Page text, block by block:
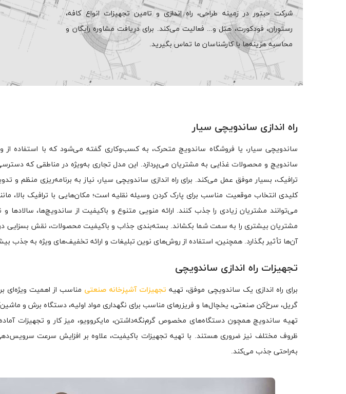
شرکت حبتور در زمینه طراحی، راه اندازی و تامین تجهیزات انواع کافه،
رستوران، فودکورت، هتل و… فعالیت می‌کند. برای دریافت مشاوره رایگان و
محاسبه هزینه‌ها با کارشناسان ما تماس بگیرید.
راه اندازی ساندویچی سیار
ساندویچی سیار، یا فروشگاه ساندویچ متحرک، به کسب‌وکاری گفته می‌شود که با استفاده از
ساندویچ و محصولات غذایی به مشتریان می‌پردازد. این مدل تجاری به‌ویژه در مناطقی که
ترافیک، بسیار موفق عمل می‌کند. برای راه اندازی ساندویچی سیار، نیاز به برنامه‌ریزی منظم و
کلیدی انتخاب موقعیت مناسب برای پارک کردن وسیله نقلیه است؛ مکان‌هایی با ترافیک بالا،
می‌توانند مشتریان زیادی را جذب کنند. ارائه منویی متنوع و باکیفیت از ساندویچ‌ها، سالادها
مشتریان بیشتری را به سمت شما بکشاند. بسته‌بندی جذاب و باکیفیت محصولات، نقش بسزایی
آن‌ها تأثیر بگذارد. همچنین، استفاده از روش‌های نوین تبلیغات و ارائه تخفیف‌های ویژه به جذب
تجهیزات راه اندازی ساندویچی
برای راه اندازی یک ساندویچی موفق، تهیه تجهیزات آشپزخانه صنعتی مناسب از اهمیت ویژه‌ای
گریل، سرخ‌کن صنعتی، یخچال‌ها و فریزرهای مناسب برای نگهداری مواد اولیه، دستگاه برش و
تهیه ساندویچ همچون دستگاه‌های مخصوص گرم‌نگه‌داشتن، مایکروویو، میز کار و تجهیزات
ظروف مختلف نیز ضروری هستند. با تهیه تجهیزات باکیفیت، علاوه بر افزایش سرعت
به‌راحتی جذب می‌کند.